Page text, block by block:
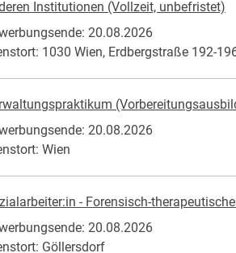
Institutionen (Vollzeit, unbefristet)
20.08.2026
1030 Wien, Erdbergstraße 192-
20.08.2026
Wien
- Forensisch-
20.08.2026
Göllersdorf